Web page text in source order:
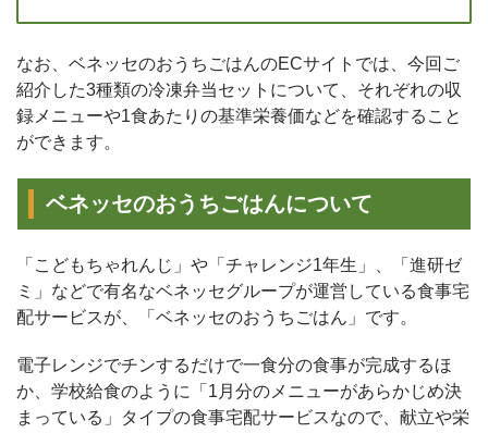
なお、ベネッセのおうちごはんのECサイトでは、今回ご
紹介した3種類の冷凍弁当セットについて、それぞれの収
録メニューや1食あたりの基準栄養価などを確認すること
ができます。
ベネッセのおうちごはんについて
「こどもちゃれんじ」や「チャレンジ1年生」、「進研ゼ
ミ」などで有名なベネッセグループが運営している食事宅
配サービスが、「ベネッセのおうちごはん」です。
電子レンジでチンするだけで一食分の食事が完成するほ
か、学校給食のように「1月分のメニューがあらかじめ決
まっている」タイプの食事宅配サービスなので、献立や栄